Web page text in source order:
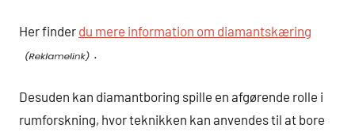
Her finder du mere information om diamantskæring
.
Desuden kan diamantboring spille en afgørende rolle i
rumforskning, hvor teknikken kan anvendes til at bore